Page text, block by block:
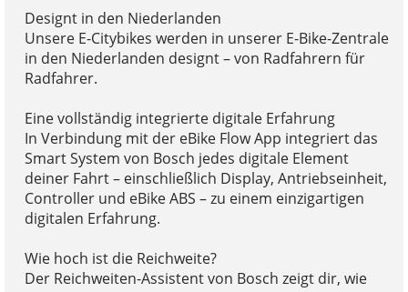
Designt in den Niederlanden
Unsere E-Citybikes werden in unserer E-Bike-Zentrale
in den Niederlanden designt – von Radfahrern für
Radfahrer.
Eine vollständig integrierte digitale Erfahrung
In Verbindung mit der eBike Flow App integriert das
Smart System von Bosch jedes digitale Element
deiner Fahrt – einschließlich Display, Antriebseinheit,
Controller und eBike ABS – zu einem einzigartigen
digitalen Erfahrung.
Wie hoch ist die Reichweite?
Der Reichweiten-Assistent von Bosch zeigt dir, wie